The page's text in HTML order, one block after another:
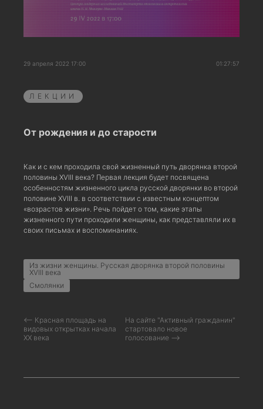
29 апреля 2022 17:00 01:27:57
ЛЕКЦИИ
От рождения и до старости
Как и с кем проходила свой жизненный путь дворянка второй
половины XVIII века? Первая лекция будет посвящена
особенностям жизненного цикла русской дворянки во второй
половине XVIII в. в соответствии с известным концептом
«возрастов жизни». Речь пойдет о том, какие этапы
жизненного пути проходили женщины, как представляли их в
своих письмах и воспоминаниях.
Из жизни женщины. Русская дворянка второй половины
XVIII века
Смолянки
⟵ Красная площадь на
видовых открытках начала
XX века
На сайте "Активный гражданин"
стартовало новое
голосование ⟶